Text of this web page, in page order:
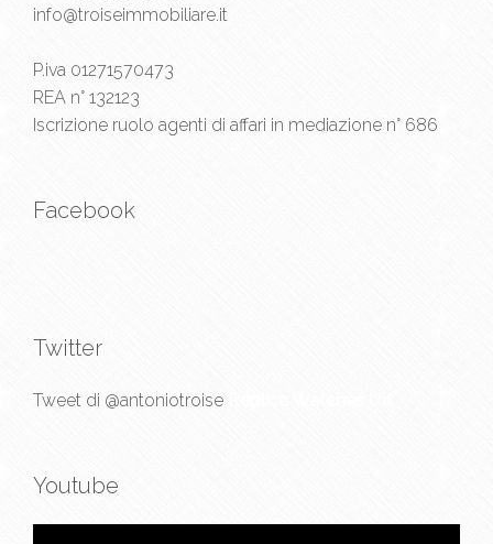
info@troiseimmobiliare.it
P.iva 01271570473
REA n° 132123
Iscrizione ruolo agenti di affari in mediazione n° 686
Facebook
Twitter
Tweet di @antoniotroise
Youtube